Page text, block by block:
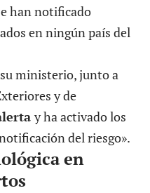
han notificado
en ningún país del
ministerio, junto a
y de
y ha activado los
del riesgo».
en